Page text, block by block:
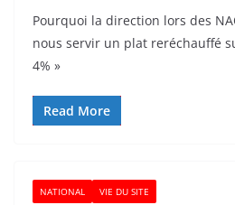
Pourquoi la direction lors des
nous servir un plat reréchauffé
4% »
Read More
NATIONAL VIE DU SITE